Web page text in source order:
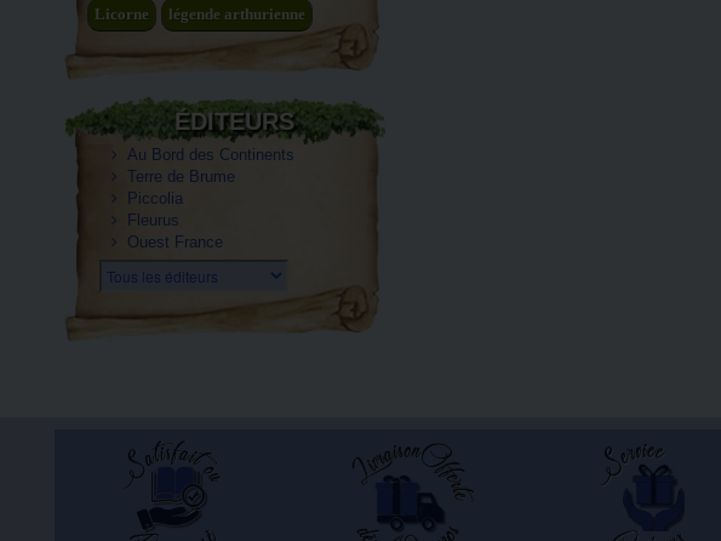
Licorne légende arthurienne
ÉDITEURS
Au Bord des Continents
Terre de Brume
Piccolia
Fleurus
Ouest France
Tous les éditeurs